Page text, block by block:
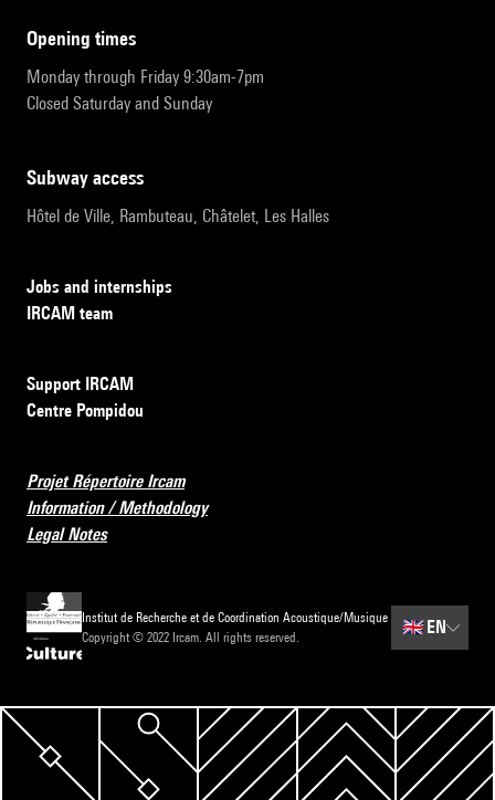
opening times
Monday through Friday 9:30am-7pm
Closed Saturday and Sunday
subway access
Hôtel de Ville, Rambuteau, Châtelet, Les Halles
Jobs and internships
IRCAM team
Support IRCAM
Centre Pompidou
Projet Répertoire Ircam
Information / Methodology
Legal Notes
Institut de Recherche et de Coordination Acoustique/Musique
Copyright © 2022 Ircam. All rights reserved.
🇬🇧 EN